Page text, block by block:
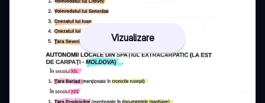
Vizualizare